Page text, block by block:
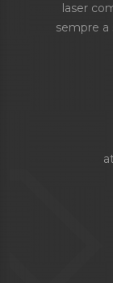
laser
sempre a